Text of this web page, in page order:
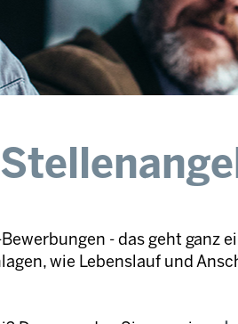
- das geht ganz
wie Lebenslauf und